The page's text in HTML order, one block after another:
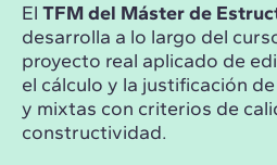
El TFM del Máster de
desarrolla a lo largo del
proyecto real aplicado de
el cálculo y la justificación
y mixtas con criterios de
constructividad.